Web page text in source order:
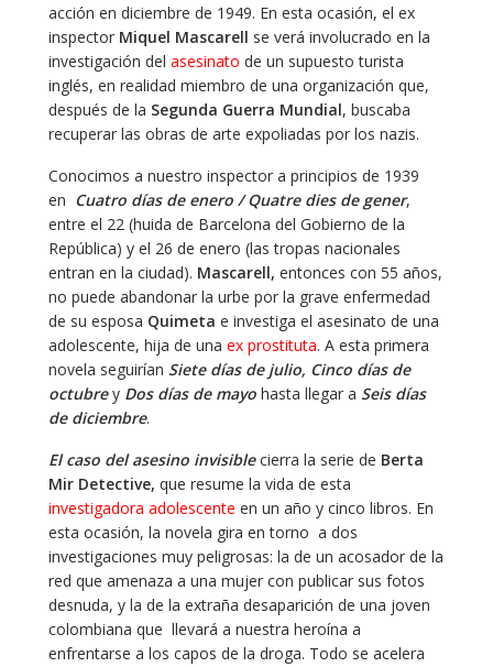
acción en diciembre de 1949. En esta ocasión, el ex
inspector Miquel Mascarell se verá involucrado en la
investigación del asesinato de un supuesto turista
inglés, en realidad miembro de una organización que,
después de la Segunda Guerra Mundial, buscaba
recuperar las obras de arte expoliadas por los nazis.
Conocimos a nuestro inspector a principios de 1939
en Cuatro días de enero / Quatre dies de gener,
entre el 22 (huida de Barcelona del Gobierno de la
República) y el 26 de enero (las tropas nacionales
entran en la ciudad). Mascarell, entonces con 55 años,
no puede abandonar la urbe por la grave enfermedad
de su esposa Quimeta e investiga el asesinato de una
adolescente, hija de una ex prostituta. A esta primera
novela seguirían Siete días de julio, Cinco días de
octubreyDos días de mayo hasta llegar a Seis días
de diciembre.
El caso del asesino invisiblecierra la serie de Berta
Mir Detective, que resume la vida de esta
investigadora adolescente en un año y cinco libros. En
esta ocasión, la novela gira en torno a dos
investigaciones muy peligrosas: la de un acosador de la
red que amenaza a una mujer con publicar sus fotos
desnuda, y la de la extraña desaparición de una joven
colombiana que llevará a nuestra heroína a
enfrentarse a los capos de la droga. Todo se acelera